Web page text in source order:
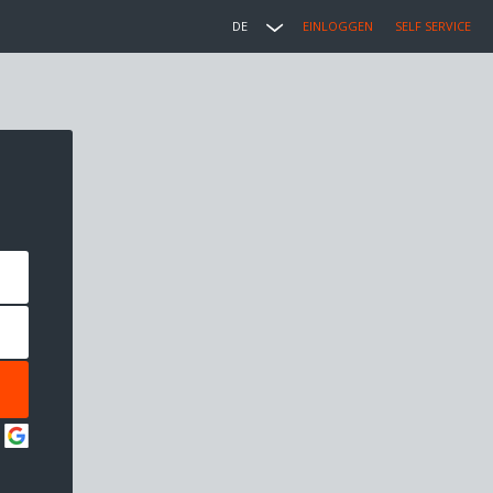
DE EINLOGGEN SELF SERVICE